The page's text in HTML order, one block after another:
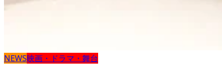
NEWS映画・ドラマ・舞台